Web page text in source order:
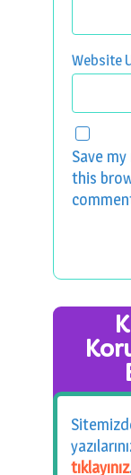
Website
Save
this
tıklayınız